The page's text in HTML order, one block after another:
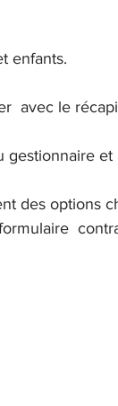
enfants.
avec le
des options